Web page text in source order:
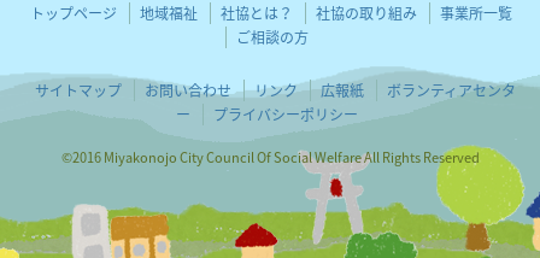
トップページ 地域福祉 社協とは？ 社協の取り組み
事業所一覧
ご相談の方
サイトマップ お問い合わせ リンク 広報紙
ボランティアセンタ
ー
プライバシーポリシー
©2016 Miyakonojo City Council Of Social Welfare All Rights Reserved